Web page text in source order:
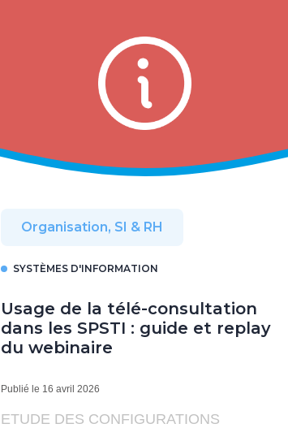
Organisation, SI & RH
SYSTÈMES D'INFORMATION
Usage de la télé-consultation
dans les SPSTI : guide et replay
du webinaire
Publié le 16 avril 2026
ETUDE DES CONFIGURATIONS